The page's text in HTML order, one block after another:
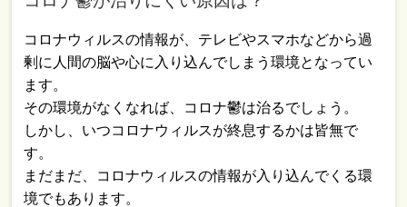
コロナウィルスの情報が、テレビやスマホなどから過
剰に人間の脳や心に入り込んでしまう環境となってい
ます。
その環境がなくなれば、コロナ鬱は治るでしょう。
しかし、いつコロナウィルスが終息するかは皆無で
す。
まだまだ、コロナウィルスの情報が入り込んでくる環
境でもあります。